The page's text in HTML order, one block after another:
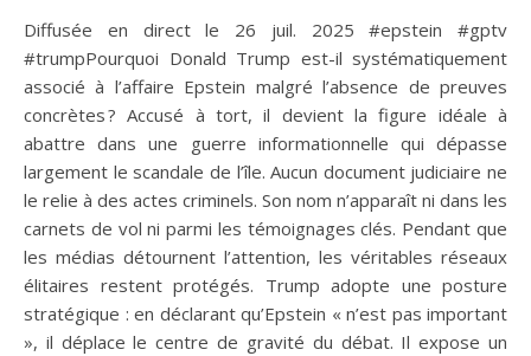
Diffusée en direct le 26 juil. 2025 #epstein #gptv
#trumpPourquoi Donald Trump est-il systématiquement
associé à l’affaire Epstein malgré l’absence de preuves
concrètes ? Accusé à tort, il devient la figure idéale à
abattre dans une guerre informationnelle qui dépasse
largement le scandale de l’île. Aucun document judiciaire ne
le relie à des actes criminels. Son nom n’apparaît ni dans les
carnets de vol ni parmi les témoignages clés. Pendant que
les médias détournent l’attention, les véritables réseaux
élitaires restent protégés. Trump adopte une posture
stratégique : en déclarant qu’Epstein « n’est pas important
», il déplace le centre de gravité du débat. Il expose un